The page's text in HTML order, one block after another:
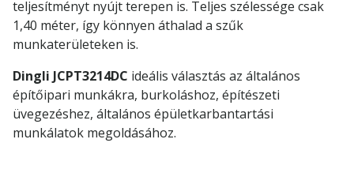
teljesítményt nyújt terepen is. Teljes szélessége csak
1,40 méter, így könnyen áthalad a szűk
munkaterületeken is.
Dingli JCPT3214DC ideális választás az általános
építőipari munkákra, burkoláshoz, építészeti
üvegezéshez, általános épületkarbantartási
munkálatok megoldásához.